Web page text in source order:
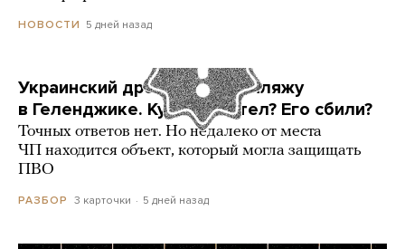
НОВОСТИ 5 дней назад
Украинский дрон попал по пляжу
в Геленджике. Куда он летел? Его сбили?
Точных ответов нет. Но недалеко от места
ЧП находится объект, который могла защищать
ПВО
РАЗБОР 3 карточки 5 дней назад